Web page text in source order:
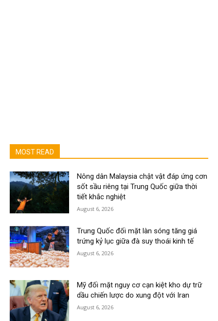
MOST READ
Nông dân Malaysia chật vật đáp ứng cơn
sốt sầu riêng tại Trung Quốc giữa thời
tiết khắc nghiệt
August 6, 2026
Trung Quốc đối mặt làn sóng tăng giá
trứng kỷ lục giữa đà suy thoái kinh tế
August 6, 2026
Mỹ đối mặt nguy cơ cạn kiệt kho dự trữ
dầu chiến lược do xung đột với Iran
August 6, 2026